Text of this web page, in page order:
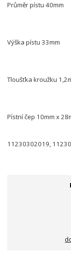
Průměr pístu 40mm
Výška pístu 33mm
Tloušťka kroužku
Pístní čep 10mm x
11230302019,